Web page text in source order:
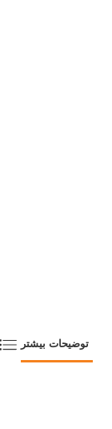
توضیحات بیشتر